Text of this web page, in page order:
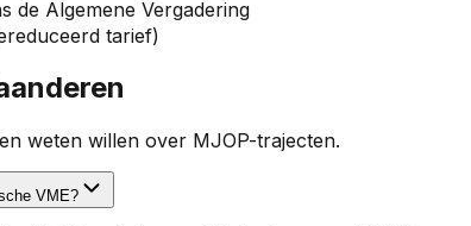
de Algemene Vergadering
tarief)
weten willen over MJOP-trajecten.
VME?